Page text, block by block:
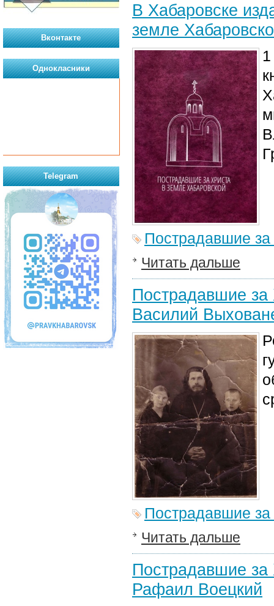
В Хабаровске
земле
Пострадавшие за
Читать дальше
Пострадавшие
Василий
Пострадавшие за
Читать дальше
Пострадавшие
Рафаил Воецкий
Вконтакте
Однокласники
Telegram